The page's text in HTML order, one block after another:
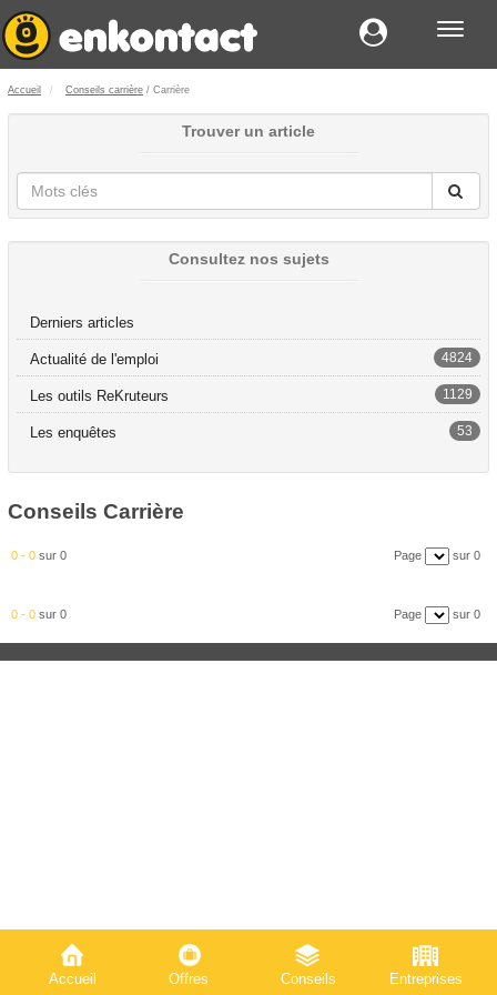
Accueil Conseils carrière / Carrière
Trouver un article
Consultez nos sujets
Derniers articles
4824
Actualité de l'emploi
1129
Les outils ReKruteurs
53
Les enquêtes
Conseils Carrière
0 - 0 sur 0 Page sur 0
0 - 0 sur 0 Page sur 0
Accueil Offres Conseils Entreprises